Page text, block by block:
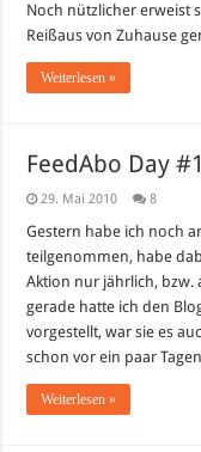
Noch nützlicher erweist
Reißaus von Zuhause
Weiterlesen »
FeedAbo Day #1
29. Mai 2010 8
Gestern habe ich noch
teilgenommen, habe
Aktion nur jährlich, bzw.
gerade hatte ich den
vorgestellt, war sie es
schon vor ein paar
Weiterlesen »